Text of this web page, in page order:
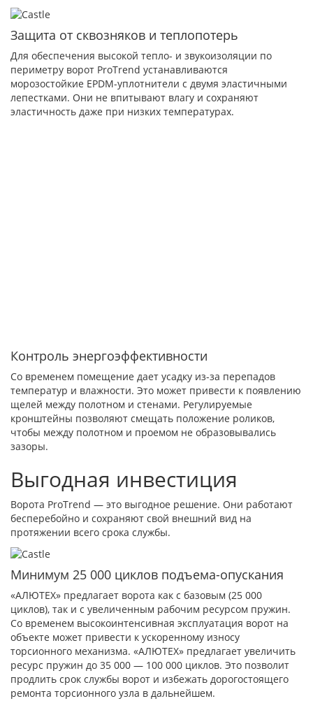
Защита от сквозняков и теплопотерь
Для обеспечения высокой тепло- и звукоизоляции по
периметру ворот ProTrend устанавливаются
морозостойкие EPDM-уплотнители с двумя эластичными
лепестками. Они не впитывают влагу и сохраняют
эластичность даже при низких температурах.
Контроль энергоэффективности
Со временем помещение дает усадку из-за перепадов
температур и влажности. Это может привести к появлению
щелей между полотном и стенами. Регулируемые
кронштейны позволяют смещать положение роликов,
чтобы между полотном и проемом не образовывались
зазоры.
Выгодная инвестиция
Ворота ProTrend — это выгодное решение. Они работают
бесперебойно и сохраняют свой внешний вид на
протяжении всего срока службы.
Минимум 25 000 циклов подъема-опускания
«АЛЮТЕХ» предлагает ворота как с базовым (25 000
циклов), так и с увеличенным рабочим ресурсом пружин.
Cо временем высокоинтенсивная эксплуатация ворот на
объекте может привести к ускоренному износу
торсионного механизма. «АЛЮТЕХ» предлагает увеличить
ресурс пружин до 35 000 — 100 000 циклов. Это позволит
продлить срок службы ворот и избежать дорогостоящего
ремонта торсионного узла в дальнейшем.